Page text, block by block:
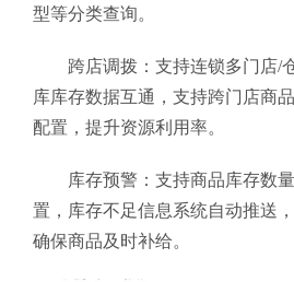
型等分类查询。
跨店调拨：支持连锁多门店/
库库存数据互通，支持跨门店商
配置，提升资源利用率。
库存预警：支持商品库存数
置，库存不足信息系统自动推送
确保商品及时补给。